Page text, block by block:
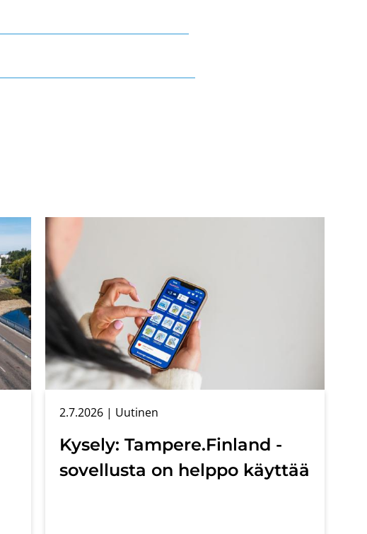
Ky­se­ly: Tam­pe­re.Fin­land -​
sovellusta on help­po käyt­tää
2.7.2026 | Uu­ti­nen